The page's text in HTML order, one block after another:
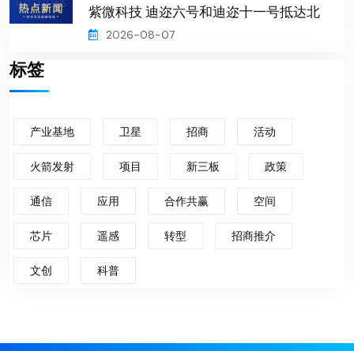
紫微科技 迪迩六号和迪迩十一号抵达北
2026-08-07
标签
产业基地 卫星 招商 活动
火箭发射 项目 新三板 政策
通信 应用 合作共赢 空间
芯片 遥感 转型 招商推介
文创 科普